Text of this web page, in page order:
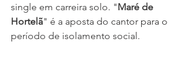
single em carreira solo. "Maré de
Hortelã" é a aposta do cantor para o
período de isolamento social.